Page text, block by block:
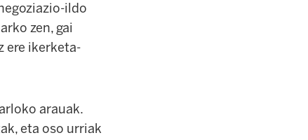
ildo
zen, gai
ere ikerketa-
arauak.
eta oso urriak